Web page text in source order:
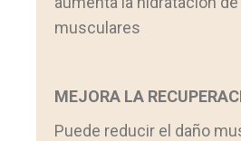
musculares
MEJORA LA
Puede reducir el daño